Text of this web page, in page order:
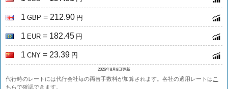
1 GBP = 212.90 円
1 EUR = 182.45 円
1 CNY = 23.39 円
2026年8月8日更新
代行時のレートには代行会社毎の両替手数料が加算されます。各社の適用レートは こ
ちらで確認できます。